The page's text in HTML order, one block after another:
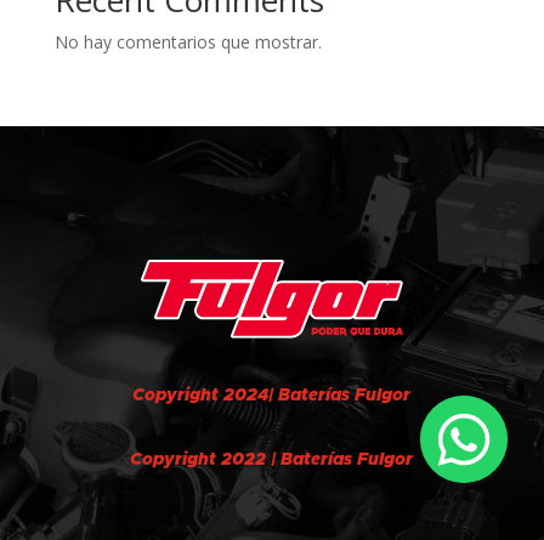
No hay comentarios que mostrar.
Copyright 2024| Baterías Fulgor
Copyright 2022 | Baterías Fulgor